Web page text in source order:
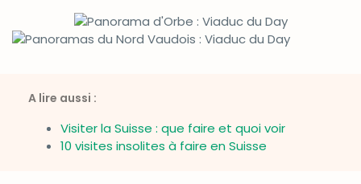
A lire aussi :
Visiter la Suisse : que faire et quoi voir
10 visites insolites à faire en Suisse